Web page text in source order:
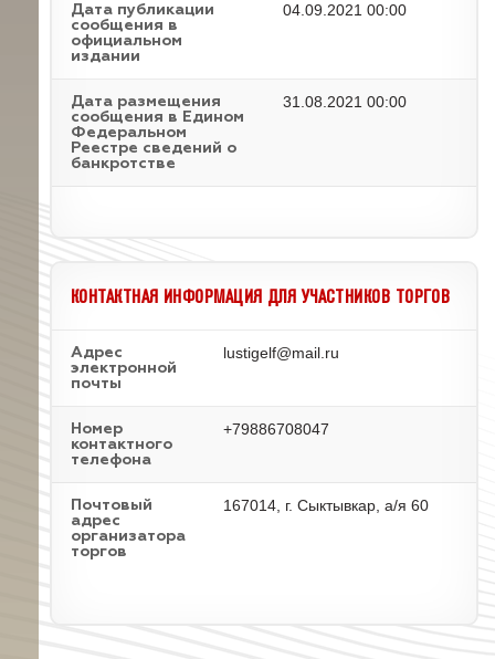
Дата публикации
сообщения в
официальном
издании
04.09.2021 00:00
Дата размещения
сообщения в Едином
Федеральном
Реестре сведений о
банкротстве
31.08.2021 00:00
КОНТАКТНАЯ ИНФОРМАЦИЯ ДЛЯ УЧАСТНИКОВ ТОРГОВ
Адрес
электронной
почты
lustigelf@mail.ru
Номер
контактного
телефона
+79886708047
Почтовый
адрес
организатора
торгов
167014, г. Сыктывкар, а/я 60